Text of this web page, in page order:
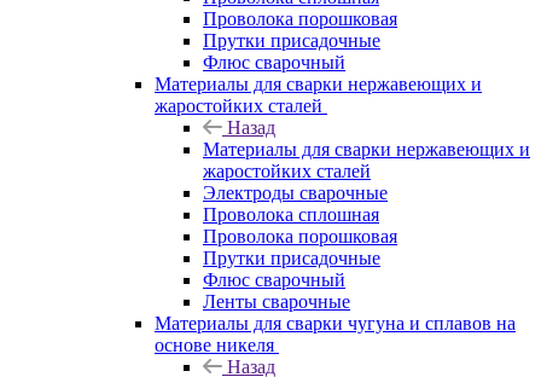
Проволока порошковая
Прутки присадочные
Флюс сварочный
Материалы для сварки нержавеющих и
жаростойких сталей
Назад
Материалы для сварки нержавеющих и
жаростойких сталей
Электроды сварочные
Проволока сплошная
Проволока порошковая
Прутки присадочные
Флюс сварочный
Ленты сварочные
Материалы для сварки чугуна и сплавов на
основе никеля
Назад